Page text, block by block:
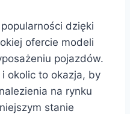
dzięki
ofercie modeli
pojazdów.
okolic to okazja, by
na rynku
stanie